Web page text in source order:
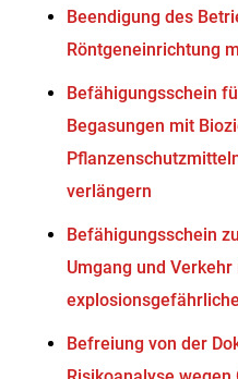
Beendigung des
Röntgeneinrichtung
Befähigungsschein
Begasungen mit
verlängern
Befähigungsschein
Umgang und Verkehr
Befreiung von der